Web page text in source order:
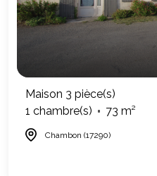
Maison 3 pièce(s)
1 chambre(s)
73 m²
Chambon (17290)